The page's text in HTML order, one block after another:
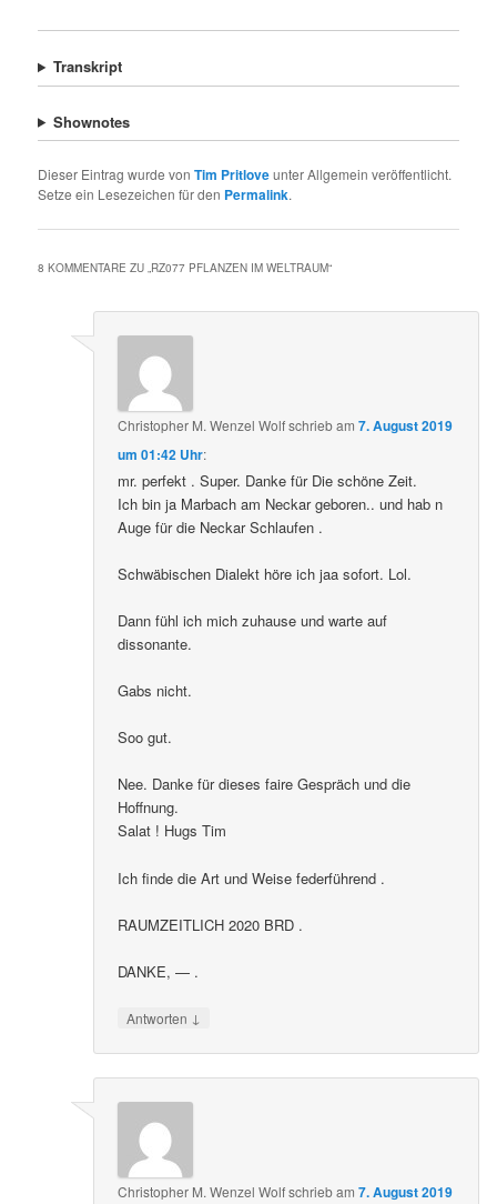
Transkript
Shownotes
Dieser Eintrag wurde vonTim Pritloveunter Allgemein veröffentlicht.
Setze ein Lesezeichen für den Permalink.
8 KOMMENTARE ZU „ RZ077 PFLANZEN IM WELTRAUM“
Christopher M. Wenzel Wolfschriebam7. August 2019
um 01:42 Uhr:
mr. perfekt . Super. Danke für Die schöne Zeit.
Ich bin ja Marbach am Neckar geboren.. und hab n
Auge für die Neckar Schlaufen .
Schwäbischen Dialekt höre ich jaa sofort. Lol.
Dann fühl ich mich zuhause und warte auf
dissonante.
Gabs nicht.
Soo gut.
Nee. Danke für dieses faire Gespräch und die
Hoffnung.
Salat ! Hugs Tim
Ich finde die Art und Weise federführend .
RAUMZEITLICH 2020 BRD .
DANKE, — .
Antworten ↓
Christopher M. Wenzel Wolfschriebam7. August 2019